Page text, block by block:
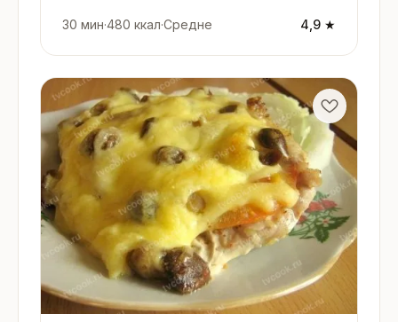
30 мин·480 ккал·Средне 4,9 ★